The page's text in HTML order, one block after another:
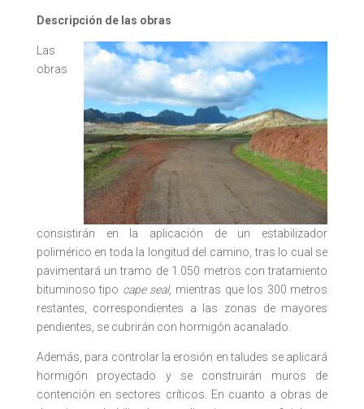
Descripción de las obras
Las
obras
consistirán en la aplicación de un estabilizador
polimérico en toda la longitud del camino, tras lo cual se
pavimentará un tramo de 1.050 metros con tratamiento
bituminoso tipo cape seal, mientras que los 300 metros
restantes, correspondientes a las zonas de mayores
pendientes, se cubrirán con hormigón acanalado.
Además, para controlar la erosión en taludes se aplicará
hormigón proyectado y se construirán muros de
contención en sectores críticos. En cuanto a obras de